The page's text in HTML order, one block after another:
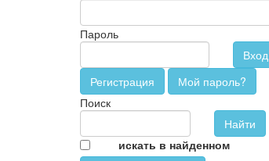
Пароль
Вход
Регистрация
Мой пароль?
Поиск
искать в найденном